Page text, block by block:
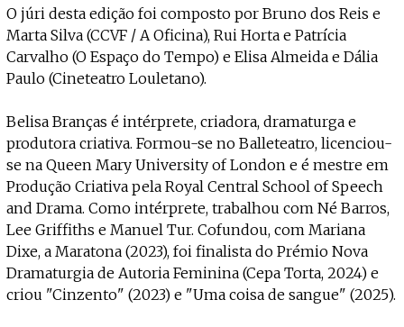
O júri desta edição foi composto por Bruno dos Reis e
Marta Silva (CCVF / A Oficina), Rui Horta e Patrícia
Carvalho (O Espaço do Tempo) e Elisa Almeida e Dália
Paulo (Cineteatro Louletano).
Belisa Branças é intérprete, criadora, dramaturga e
produtora criativa. Formou-se no Balleteatro, licenciou-
se na Queen Mary University of London e é mestre em
Produção Criativa pela Royal Central School of Speech
and Drama. Como intérprete, trabalhou com Né Barros,
Lee Griffiths e Manuel Tur. Cofundou, com Mariana
Dixe, a Maratona (2023), foi finalista do Prémio Nova
Dramaturgia de Autoria Feminina (Cepa Torta, 2024) e
criou "Cinzento" (2023) e "Uma coisa de sangue" (2025).